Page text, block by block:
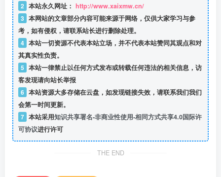
2 本站永久网址： http://www.xaixmw.cn/
3 本网站的文章部分内容可能来源于网络，仅供大家学习与参
考，如有侵权，请联系站长进行删除处理。
4 本站一切资源不代表本站立场，并不代表本站赞同其观点和对
其真实性负责。
5 本站一律禁止以任何方式发布或转载任何违法的相关信息，访
客发现请向站长举报
6 本站资源大多存储在云盘，如发现链接失效，请联系我们我们
会第一时间更新。
7 本站采用知识共享署名-非商业性使用-相同方式共享4.0国际许
可协议进行许可
THE END